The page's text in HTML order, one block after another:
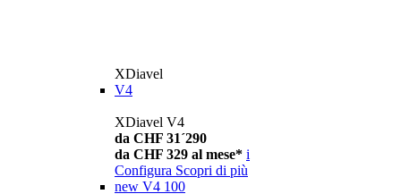
XDiavel
V4
XDiavel V4
da CHF 31´290
da CHF 329 al mese* i
Configura Scopri di più
new V4 100